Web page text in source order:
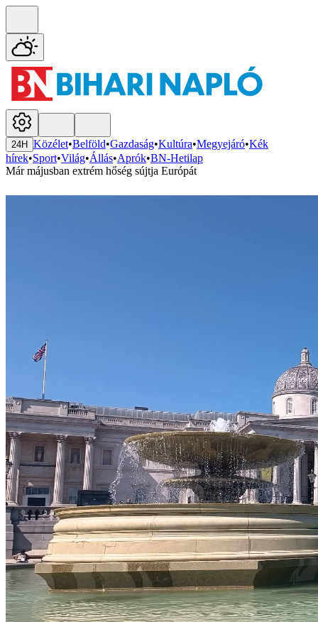
24H Közélet•Belföld•Gazdaság•Kultúra•Megyejáró•Kék
hírek•Sport•Világ•Állás•Aprók•BN-Hetilap
Már májusban extrém hőség sújtja Európát